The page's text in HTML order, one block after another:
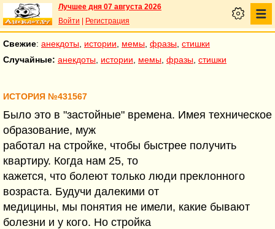
Лучшее дня 07 августа 2026
Войти
Регистрация
Свежие: анекдоты истории мемы фразы стишки
Случайные: анекдоты истории мемы фразы стишки
ИСТОРИЯ №431567
Было это в "застойные" времена. Имея техническое
образование, муж
работал на стройке, чтобы быстрее получить
квартиру. Когда нам 25, то
кажется, что болеют только люди преклонного
возраста. Будучи далекими от
медицины, мы понятия не имели, какие бывают
болезни и у кого. Но стройка